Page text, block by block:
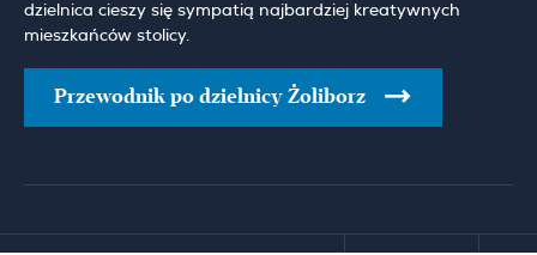
dzielnica cieszy się sympatią najbardziej kreatywnych
mieszkańców stolicy.
Przewodnik po dzielnicy Żoliborz